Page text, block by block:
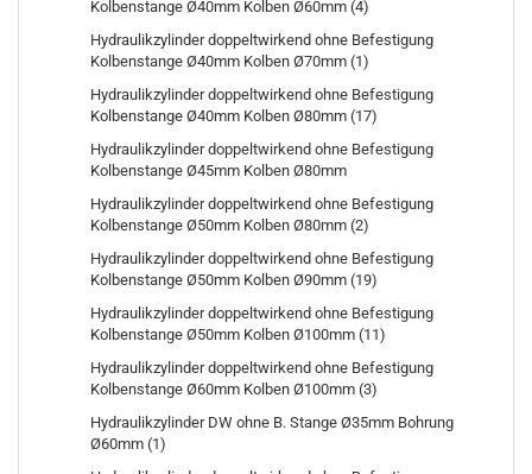
Kolbenstange Ø40mm Kolben Ø60mm (4)
Hydraulikzylinder doppeltwirkend ohne Befestigung
Kolbenstange Ø40mm Kolben Ø70mm (1)
Hydraulikzylinder doppeltwirkend ohne Befestigung
Kolbenstange Ø40mm Kolben Ø80mm (17)
Hydraulikzylinder doppeltwirkend ohne Befestigung
Kolbenstange Ø45mm Kolben Ø80mm
Hydraulikzylinder doppeltwirkend ohne Befestigung
Kolbenstange Ø50mm Kolben Ø80mm (2)
Hydraulikzylinder doppeltwirkend ohne Befestigung
Kolbenstange Ø50mm Kolben Ø90mm (19)
Hydraulikzylinder doppeltwirkend ohne Befestigung
Kolbenstange Ø50mm Kolben Ø100mm (11)
Hydraulikzylinder doppeltwirkend ohne Befestigung
Kolbenstange Ø60mm Kolben Ø100mm (3)
Hydraulikzylinder DW ohne B. Stange Ø35mm Bohrung
Ø60mm (1)